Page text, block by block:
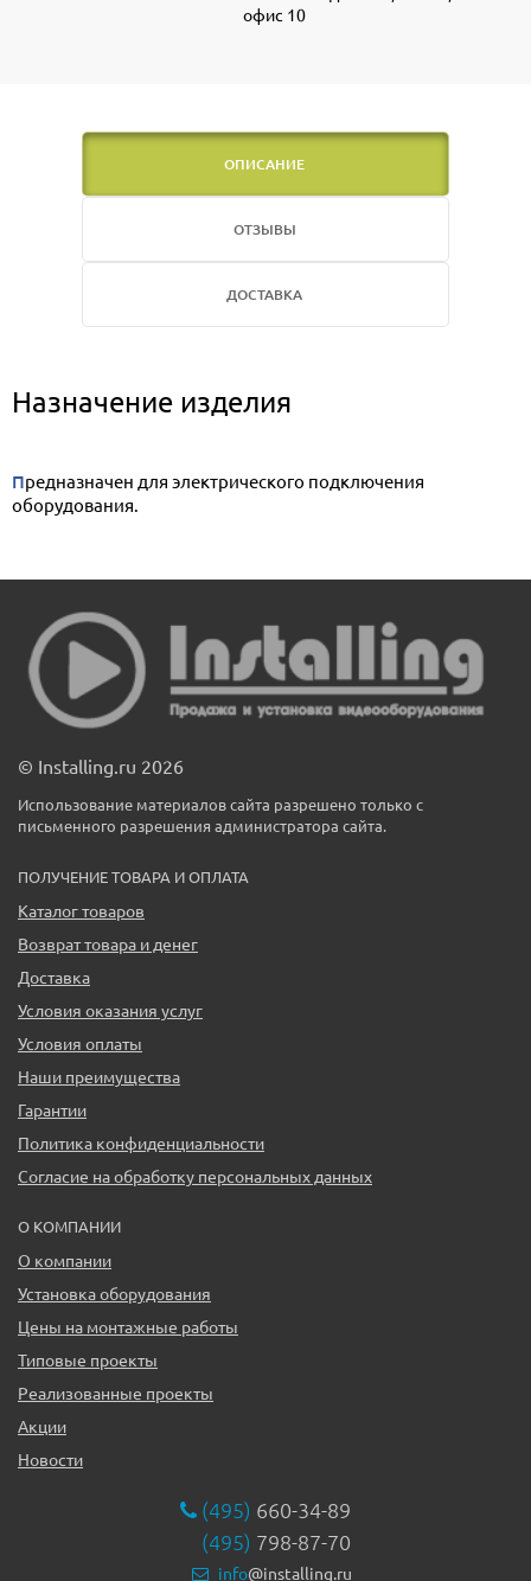
офис 10
ОПИСАНИЕ
ОТЗЫВЫ
ДОСТАВКА
Назначение изделия
Предназначен для электрического подключения
оборудования.
© Installing.ru 2026
Использование материалов сайта разрешено только с
письменного разрешения администратора сайта.
ПОЛУЧЕНИЕ ТОВАРА И ОПЛАТА
Каталог товаров
Возврат товара и денег
Доставка
Условия оказания услуг
Условия оплаты
Наши преимущества
Гарантии
Политика конфиденциальности
Согласие на обработку персональных данных
О КОМПАНИИ
О компании
Установка оборудования
Цены на монтажные работы
Типовые проекты
Реализованные проекты
Акции
Новости
(495) 660-34-89
(495) 798-87-70
info@installing.ru